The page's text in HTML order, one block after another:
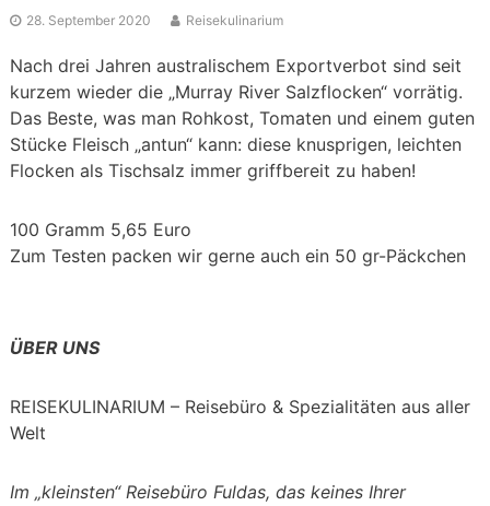
28. September 2020 Reisekulinarium
Nach drei Jahren australischem Exportverbot sind seit
kurzem wieder die „Murray River Salzflocken“ vorrätig.
Das Beste, was man Rohkost, Tomaten und einem guten
Stücke Fleisch „antun“ kann: diese knusprigen, leichten
Flocken als Tischsalz immer griffbereit zu haben!
100 Gramm 5,65 Euro
Zum Testen packen wir gerne auch ein 50 gr-Päckchen
ÜBER UNS
REISEKULINARIUM – Reisebüro & Spezialitäten aus aller
Welt
Im „kleinsten“ Reisebüro Fuldas, das keines Ihrer